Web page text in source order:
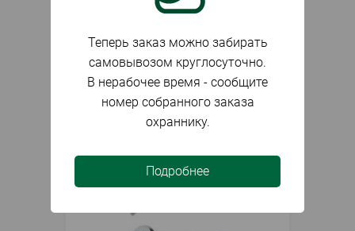
Артикул
Винт потай 6х 40 10шт зип-лок
₽
Теперь заказ можно забирать
самовывозом круглосуточно.
В нерабочее время - сообщите
номер собранного заказа
охраннику.
Подробнее